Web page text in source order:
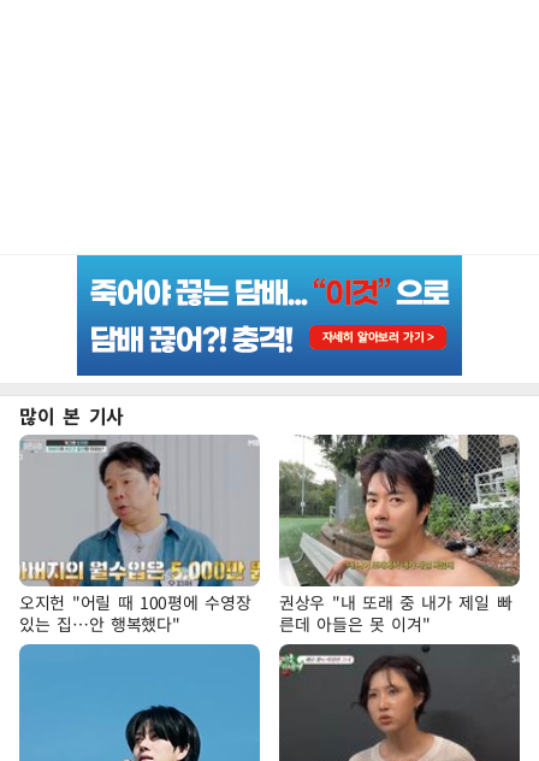
많이 본 기사
오지헌 "어릴 때 100평에 수영장
있는 집…안 행복했다"
권상우 "내 또래 중 내가 제일 빠
른데 아들은 못 이겨"